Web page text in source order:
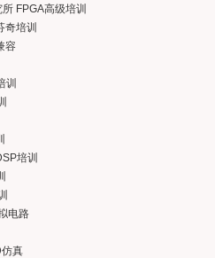
目很多，确实学到了东西。受益无穷 啊
相关的项目感觉更加得心应手了，理 论加
育行业的财富，听了他们的课，茅塞顿开。
FPGA高级培训
奇培训
容
训
培训
电路
真